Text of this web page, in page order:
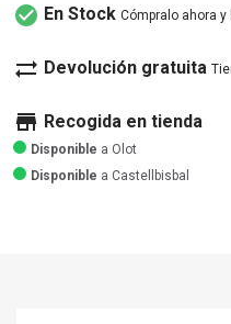
check_circle En Stock Cómpralo ahora
sync_alt Devolución gratuita
store Recogida en tienda
Disponible a Olot
Disponible a Castellbisbal